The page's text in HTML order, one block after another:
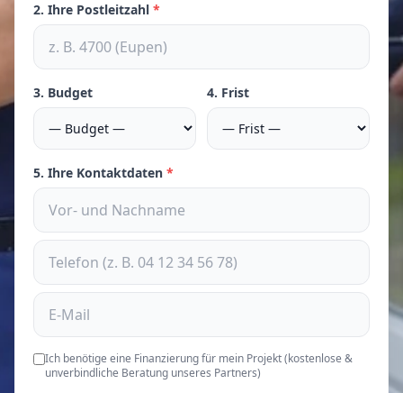
2. Ihre Postleitzahl *
3. Budget 4. Frist
5. Ihre Kontaktdaten *
Ich benötige eine Finanzierung für mein Projekt (kostenlose &
unverbindliche Beratung unseres Partners)